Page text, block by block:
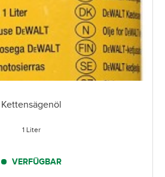
Kettensägenöl
1 Liter
VERFÜGBAR